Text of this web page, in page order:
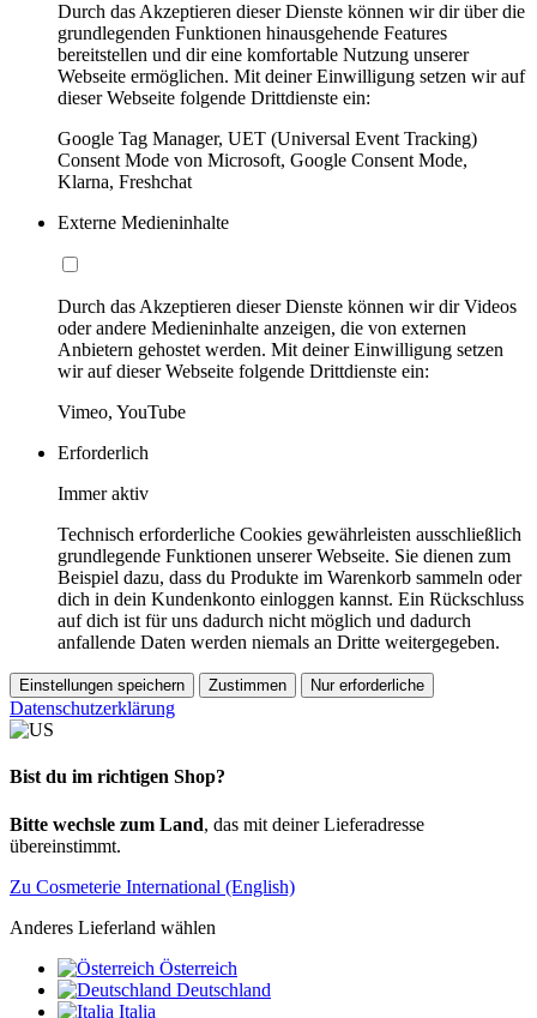
Durch das Akzeptieren dieser Dienste können wir dir über die
grundlegenden Funktionen hinausgehende Features
bereitstellen und dir eine komfortable Nutzung unserer
Webseite ermöglichen. Mit deiner Einwilligung setzen wir auf
dieser Webseite folgende Drittdienste ein:
Google Tag Manager, UET (Universal Event Tracking)
Consent Mode von Microsoft, Google Consent Mode,
Klarna, Freshchat
Externe Medieninhalte
Durch das Akzeptieren dieser Dienste können wir dir Videos
oder andere Medieninhalte anzeigen, die von externen
Anbietern gehostet werden. Mit deiner Einwilligung setzen
wir auf dieser Webseite folgende Drittdienste ein:
Vimeo, YouTube
Erforderlich
Immer aktiv
Technisch erforderliche Cookies gewährleisten ausschließlich
grundlegende Funktionen unserer Webseite. Sie dienen zum
Beispiel dazu, dass du Produkte im Warenkorb sammeln oder
dich in dein Kundenkonto einloggen kannst. Ein Rückschluss
auf dich ist für uns dadurch nicht möglich und dadurch
anfallende Daten werden niemals an Dritte weitergegeben.
Einstellungen speichern Zustimmen Nur erforderliche
Datenschutzerklärung
Bist du im richtigen Shop?
Bitte wechsle zum Land, das mit deiner Lieferadresse
übereinstimmt.
Zu Cosmeterie International (English)
Anderes Lieferland wählen
Österreich
Deutschland
Italia